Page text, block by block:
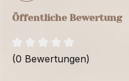
Öffentliche Bewertung
(0 Bewertungen)